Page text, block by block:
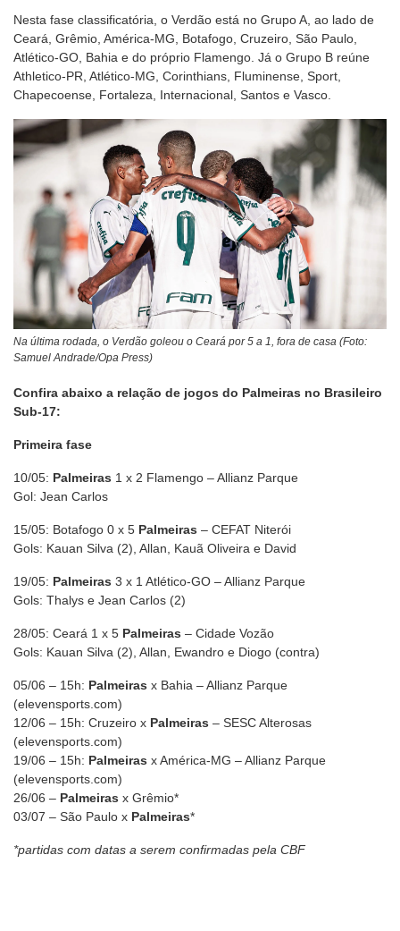
Nesta fase classificatória, o Verdão está no Grupo A, ao lado de
Ceará, Grêmio, América-MG, Botafogo, Cruzeiro, São Paulo,
Atlético-GO, Bahia e do próprio Flamengo. Já o Grupo B reúne
Athletico-PR, Atlético-MG, Corinthians, Fluminense, Sport,
Chapecoense, Fortaleza, Internacional, Santos e Vasco.
Na última rodada, o Verdão goleou o Ceará por 5 a 1, fora de casa (Foto:
Samuel Andrade/Opa Press)
Confira abaixo a relação de jogos do Palmeiras no Brasileiro
Sub-17:
Primeira fase
10/05: Palmeiras 1 x 2 Flamengo – Allianz Parque
Gol: Jean Carlos
15/05: Botafogo 0 x 5 Palmeiras – CEFAT Niterói
Gols: Kauan Silva (2), Allan, Kauã Oliveira e David
19/05: Palmeiras 3 x 1 Atlético-GO – Allianz Parque
Gols: Thalys e Jean Carlos (2)
28/05: Ceará 1 x 5 Palmeiras – Cidade Vozão
Gols: Kauan Silva (2), Allan, Ewandro e Diogo (contra)
05/06 – 15h: Palmeiras x Bahia – Allianz Parque
(elevensports.com)
12/06 – 15h: Cruzeiro x Palmeiras – SESC Alterosas
(elevensports.com)
19/06 – 15h: Palmeiras x América-MG – Allianz Parque
(elevensports.com)
26/06 – Palmeiras x Grêmio*
03/07 – São Paulo x Palmeiras*
*partidas com datas a serem confirmadas pela CBF